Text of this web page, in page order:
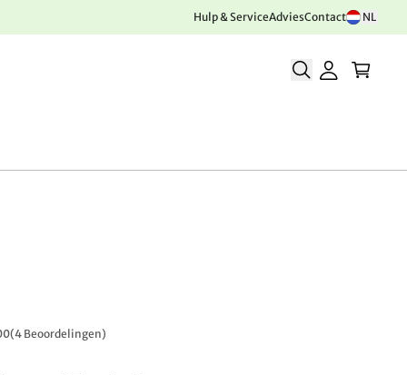
Hulp & ServiceAdviesContact NL
(4 Beoordelingen)